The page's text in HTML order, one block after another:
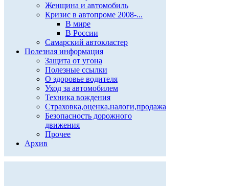
Женщина и автомобиль
Кризис в автопроме 2008-...
В мире
В России
Самарский автокластер
Полезная информация
Защита от угона
Полезные ссылки
О здоровье водителя
Уход за автомобилем
Техника вождения
Страховка,оценка,налоги,продажа
Безопасность дорожного
движения
Прочее
Архив